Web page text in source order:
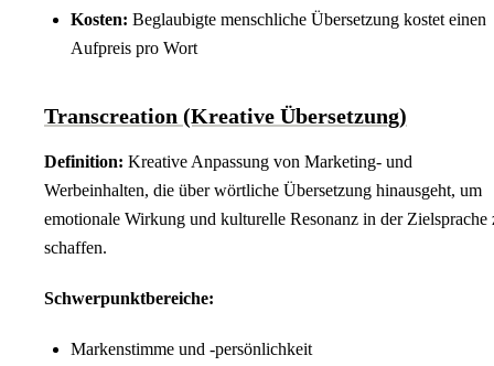
Kosten: Beglaubigte menschliche Übersetzung kostet einen
Aufpreis pro Wort
Transcreation (Kreative Übersetzung)
Definition: Kreative Anpassung von Marketing- und
Werbeinhalten, die über wörtliche Übersetzung hinausgeht, um
emotionale Wirkung und kulturelle Resonanz in der Zielsprache
schaffen.
Schwerpunktbereiche:
Markenstimme und -persönlichkeit